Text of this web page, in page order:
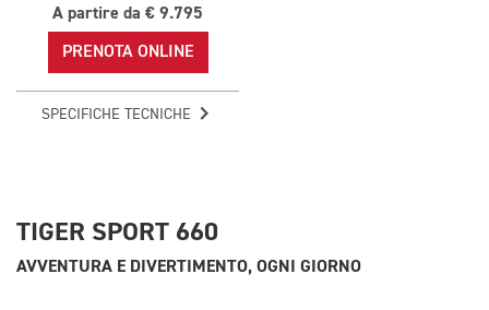
A partire da € 9.795
PRENOTA ONLINE
SPECIFICHE TECNICHE
TIGER SPORT 660
AVVENTURA E DIVERTIMENTO, OGNI GIORNO